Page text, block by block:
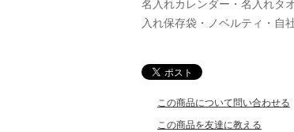
名入れカレンダー・名入れタ
入れ保存袋・ノベルティ・自
この商品について問い合わせる
この商品を友達に教える